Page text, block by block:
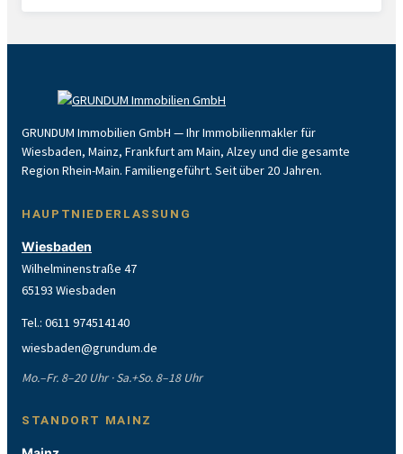
GRUNDUM Immobilien GmbH — Ihr Immobilienmakler für
Wiesbaden, Mainz, Frankfurt am Main, Alzey und die gesamte
Region Rhein-Main. Familiengeführt. Seit über 20 Jahren.
HAUPTNIEDERLASSUNG
Wiesbaden
Wilhelminenstraße 47
65193 Wiesbaden
Tel.: 0611 974514140
wiesbaden@grundum.de
Mo.–Fr. 8–20 Uhr · Sa.+So. 8–18 Uhr
STANDORT MAINZ